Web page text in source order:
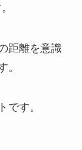
距離を意識
。
です。